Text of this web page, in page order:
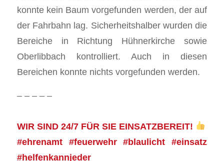
konnte kein Baum vorgefunden werden, der auf
der Fahrbahn lag. Sicherheitshalber wurden die
Bereiche in Richtung Hühnerkirche sowie
Oberlibbach kontrolliert. Auch in diesen
Bereichen konnte nichts vorgefunden werden.
– – – – –
WIR SIND 24/7 FÜR SIE EINSATZBEREIT!
#ehrenamt #feuerwehr #blaulicht #einsatz
#helfenkannjeder